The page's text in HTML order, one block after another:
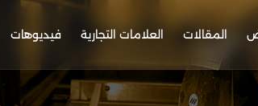
المقالات العلامات التجارية فيديوهات